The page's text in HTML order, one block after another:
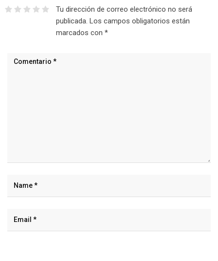
Tu dirección de correo electrónico no será
publicada. Los campos obligatorios están
marcados con *